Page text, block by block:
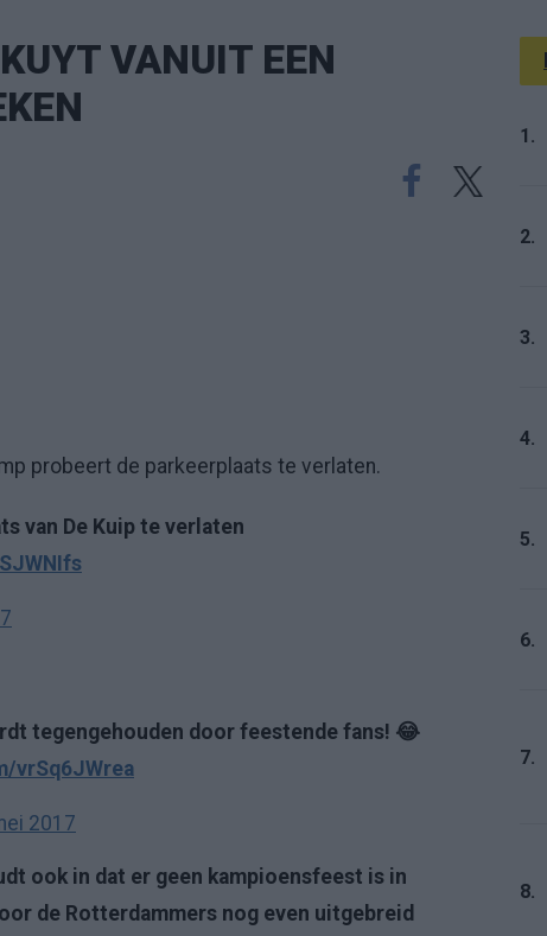
VANUIT EEN
probeert de parkeerplaats te verlaten.
van De Kuip te verlaten
tegengehouden door feestende fans! 😂
vrSq6JWrea
2017
ook in dat er geen kampioensfeest is in
de Rotterdammers nog even uitgebreid
1.
2.
3.
4.
5.
6.
7.
8.